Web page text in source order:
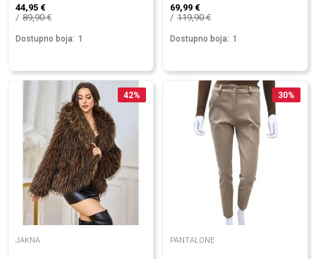
44,95 €
89,90€
Dostupno boja: 1
69,99 €
119,90€
Dostupno boja: 1
42%
JAKNA
30%
PANTALONE